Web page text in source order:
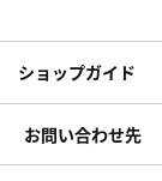
ショップガイド
お問い合わせ先